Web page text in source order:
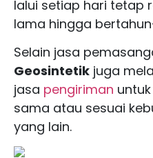
lalui setiap hari tetap
lama hingga
Selain jasa
Geosintetik juga
jasa pengiriman
sama atau sesuai
yang lain.